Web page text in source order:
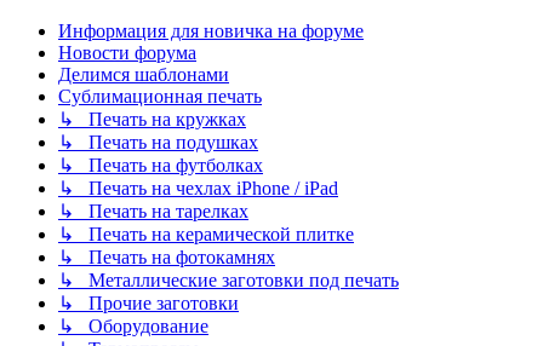
Информация для новичка на форуме
Новости форума
Делимся шаблонами
Сублимационная печать
↳ Печать на кружках
↳ Печать на подушках
↳ Печать на футболках
↳ Печать на чехлах iPhone / iPad
↳ Печать на тарелках
↳ Печать на керамической плитке
↳ Печать на фотокамнях
↳ Металлические заготовки под печать
↳ Прочие заготовки
↳ Оборудование